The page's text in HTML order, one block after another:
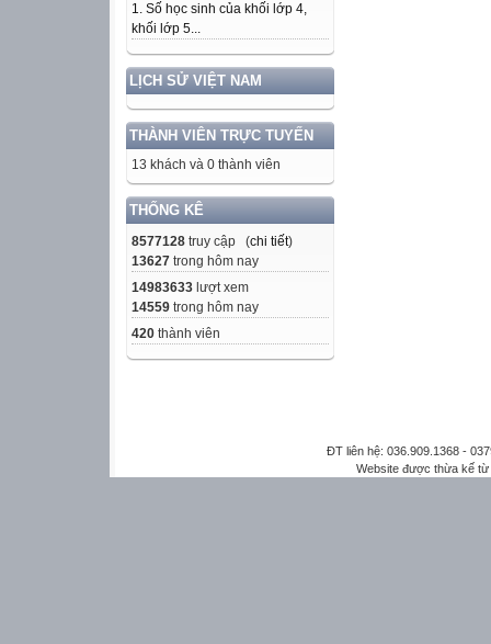
1. Số học sinh của khối lớp 4,
khối lớp 5...
LỊCH SỬ VIỆT NAM
THÀNH VIÊN TRỰC TUYẾN
13 khách và 0 thành viên
THỐNG KÊ
8577128 truy cập (chi tiết)
13627 trong hôm nay
14983633 lượt xem
14559 trong hôm nay
420 thành viên
ĐT liên hệ: 036.909.1368 -
Website được thừa kế từ